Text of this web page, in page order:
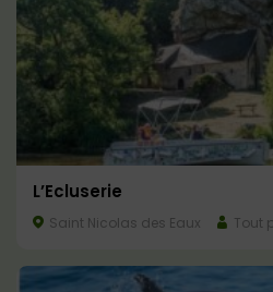
L’Ecluserie
Saint Nicolas des Eaux Tout